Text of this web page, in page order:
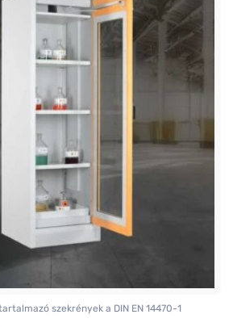
szekrények a DIN EN 14470-1